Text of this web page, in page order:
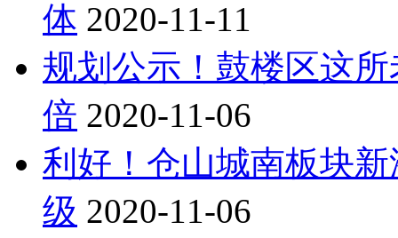
体 2020-11-11
规划公示！鼓楼区这
倍 2020-11-06
利好！仓山城南板块
级 2020-11-06